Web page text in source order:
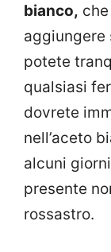
bianco,
aggiungere
potete
qualsiasi
dovrete
nell’aceto
alcuni
presente
rossastro.